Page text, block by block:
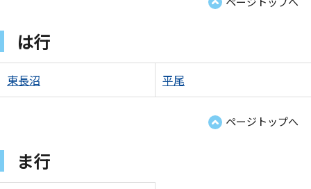
は行
東長沼 平尾
ページトップへ
ま行